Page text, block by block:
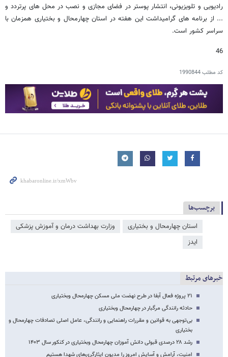
رادیویی و تلویزیونی، انتشار پوستر در فضای مجازی و نصب در محل های پرتردد و
... از برنامه های گرامیداشت این هفته در استان چهارمحال و بختیاری همزمان با
سراسر کشور است.
46
کد مطلب1990844
برچسب‌ها
استان چهارمحال و بختیاری
وزارت بهداشت درمان و آموزش پزشکی
ایدز
خبرهای مرتبط
۲۱ پروژه فعال آبفا در طرح نهضت ملی مسکن چهارمحال وبختیاری
حادثه رانندگی مرگبار در چهارمحال وبختیاری
بی‌توجهی به قوانین و مقررات راهنمایی و رانندگی، عامل اصلی تصادفات چهارمحال و
بختیاری
رشد ۲۸ درصدی قبولی دانش آموزان چهارمحال وبختیاری در کنکور سال ۱۴۰۳
امنیت، آرامش و آسایش امروز را مدیون ایثارگری‌های شهدا هستیم